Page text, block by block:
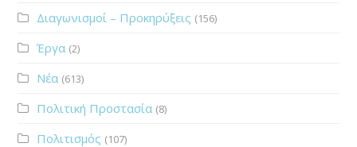
Διαγωνισμοί – Προκηρύξεις (156)
Έργα (2)
Νέα (613)
Πολιτική Προστασία (8)
Πολιτισμός (107)